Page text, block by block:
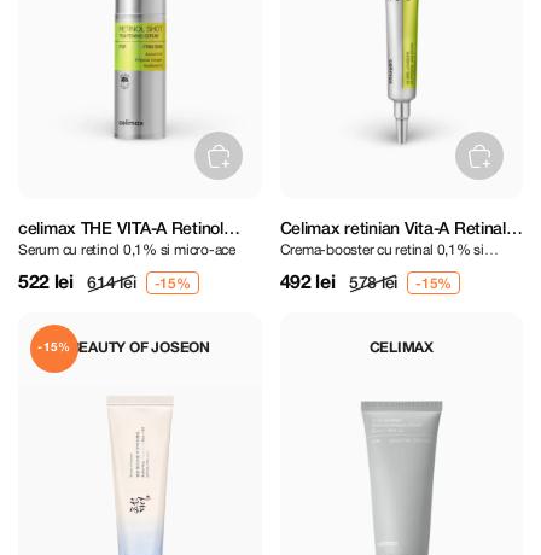
celimax THE VITA-A Retinol
Shot Tightening Serum 30 ml
Serum cu retinоl 0,1% si micro-ace
522 lei 614 lei
Celimax retinian Vita-A Retinal
Shot Tightening Booster 15 ml
Crema-booster cu retinal 0,1% si
492 lei 578 lei
BEAUTY OF JOSEON
-15% CELIMAX